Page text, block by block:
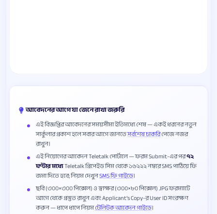
আবেদনের আগে যা জেনে রাখা জরুরি
এই বিজ্ঞপ্তির আবেদনের সময়সীমা ইতিমধ্যে শেষ — একই ধরনের নতুন
সার্কুলার প্রকাশ হলে সবার আগে জানতেসর্বশেষ চাকরিপেজে নজর
রাখুন।
এই নিয়োগের আবেদন Teletalk পোর্টালে — ফরম Submit-এর পর৭২
ঘণ্টার মধ্যেTeletalk প্রিপেইড সিম থেকে ১৬২২২ নম্বরে SMS পাঠিয়ে ফি
জমা দিতে হবে; নিয়ম দেখুনSMS ফি গাইডে।
ছবি (৩০০×৩০০ পিক্সেল) ও স্বাক্ষর (৩০০×৮০ পিক্সেল) JPG ফরম্যাটে
আগে থেকে প্রস্তুত রাখুন এবং Applicant’s Copy-র User ID সংরক্ষণ
করুন — ধাপে ধাপে নিয়মটেলিটক আবেদন গাইডে।